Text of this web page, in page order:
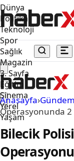
Dünya
Politika
Teknoloji
Spor
Sağlık
Magazin
3. Sayfa
Eğitim
Sinema
Yerel
Yaşam
Anasayfa›Gündem
Operasyonunda 2
Bilecik